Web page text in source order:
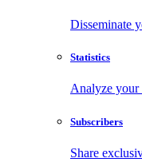
Disseminate
Statistics
Analyze your
Subscribers
Share